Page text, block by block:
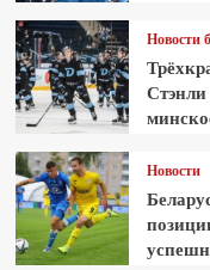
Новости
Новости